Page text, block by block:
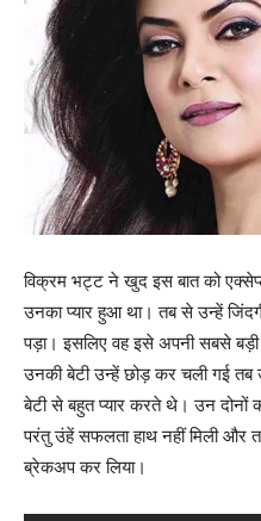
विक्रम भट्ट ने खुद इस बात को
उनका प्यार हुआ था। तब से उन्हें
पड़ा। इसलिए वह इसे अपनी सबसे
उनकी बेटी उन्हें छोड़ कर चली गई
बेटी से बहुत प्यार करते थे। उन दोनों
परंतु उंहें सफलता हाथ नहीं मिली और
ब्रेकअप कर लिया।